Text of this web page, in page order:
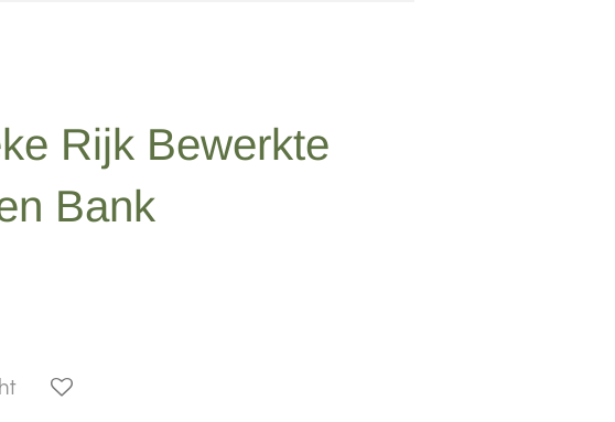
Rijk Bewerkte
Bank